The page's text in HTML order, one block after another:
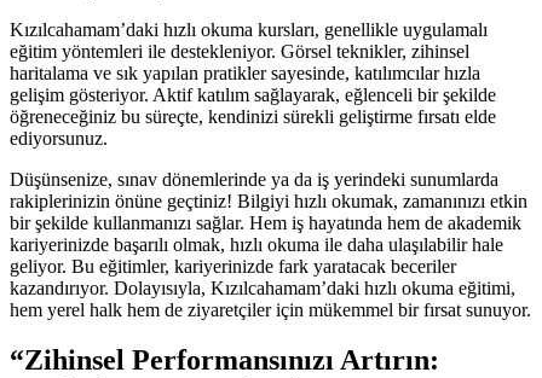
Kızılcahamam’daki hızlı okuma kursları, genellikle uygulamalı
eğitim yöntemleri ile destekleniyor. Görsel teknikler, zihinsel
haritalama ve sık yapılan pratikler sayesinde, katılımcılar hızla
gelişim gösteriyor. Aktif katılım sağlayarak, eğlenceli bir şekilde
öğreneceğiniz bu süreçte, kendinizi sürekli geliştirme fırsatı elde
ediyorsunuz.
Düşünsenize, sınav dönemlerinde ya da iş yerindeki sunumlarda
rakiplerinizin önüne geçtiniz! Bilgiyi hızlı okumak, zamanınızı etkin
bir şekilde kullanmanızı sağlar. Hem iş hayatında hem de akademik
kariyerinizde başarılı olmak, hızlı okuma ile daha ulaşılabilir hale
geliyor. Bu eğitimler, kariyerinizde fark yaratacak beceriler
kazandırıyor. Dolayısıyla, Kızılcahamam’daki hızlı okuma eğitimi,
hem yerel halk hem de ziyaretçiler için mükemmel bir fırsat sunuyor.
“Zihinsel Performansınızı Artırın: